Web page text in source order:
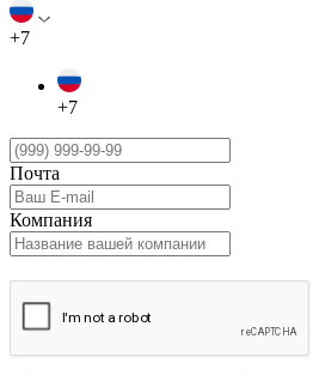
+7
+7
Почта
Компания